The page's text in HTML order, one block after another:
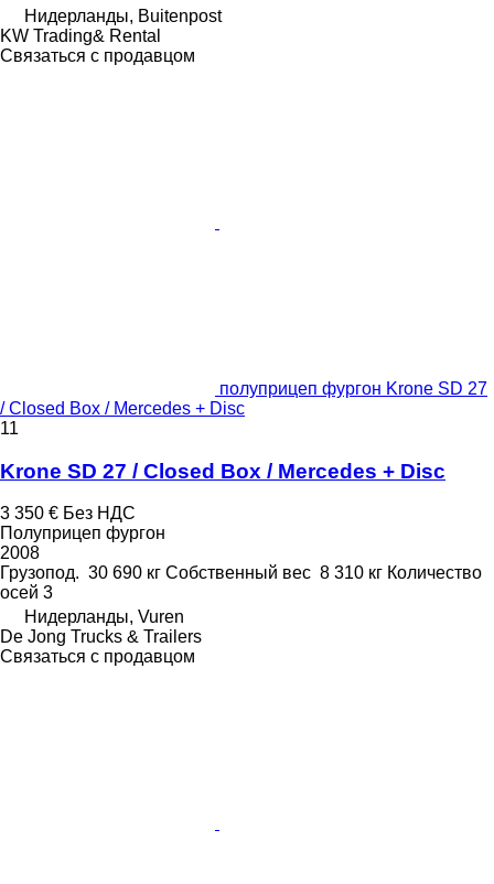
Нидерланды, Buitenpost
KW Trading& Rental
Связаться с продавцом
полуприцеп фургон Krone SD 27
/ Closed Box / Mercedes + Disc
11
Krone SD 27 / Closed Box / Mercedes + Disc
3 350 € Без НДС
Полуприцеп фургон
2008
Грузопод. 30 690 кг Собственный вес 8 310 кг Количество
осей 3
Нидерланды, Vuren
De Jong Trucks & Trailers
Связаться с продавцом